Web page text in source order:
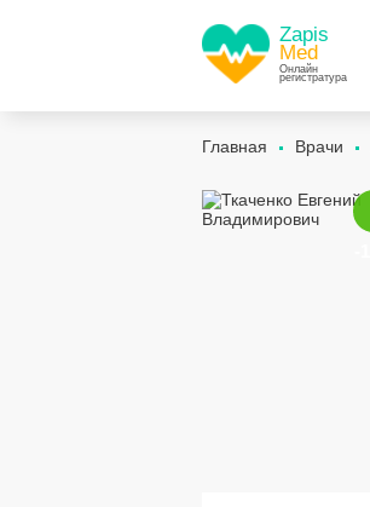
Zapis
Med
Онлайн
регистратура
Главная Врачи